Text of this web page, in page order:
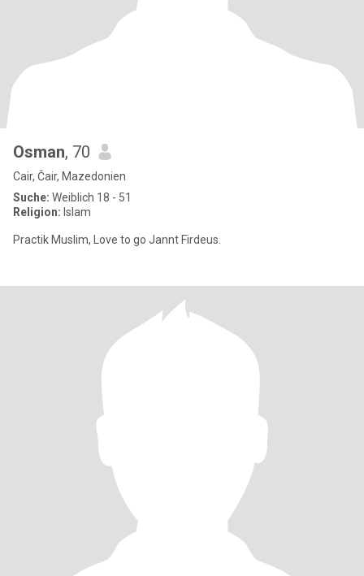
Osman, 70
Cair, Čair, Mazedonien
Suche: Weiblich 18 - 51
Religion: Islam
Practik Muslim, Love to go Jannt Firdeus.